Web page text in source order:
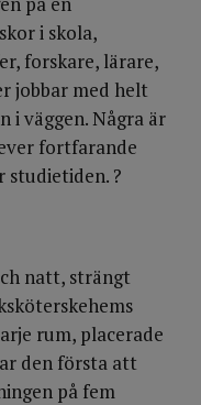
i skola,
forskare, lärare,
jobbar med helt
i väggen. Några är
fortfarande
studietiden. ?
natt, strängt
rum, placerade
den första att
på fem